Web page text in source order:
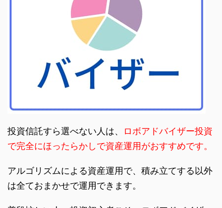
投資信託すら選べない人は、
ロボアドバイザー投資
で完全にほったらかしで資産運用がおすすめです。
アルゴリズムによる資産運用で、積み立てする以外
は全ておまかせで運用できます。